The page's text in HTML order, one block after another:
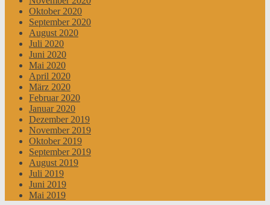
Oktober 2020
September 2020
August 2020
Juli 2020
Juni 2020
Mai 2020
April 2020
März 2020
Februar 2020
Januar 2020
Dezember 2019
November 2019
Oktober 2019
September 2019
August 2019
Juli 2019
Juni 2019
Mai 2019